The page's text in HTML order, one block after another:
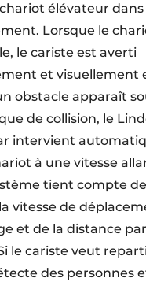
élévateur
Lorsque le
le cariste est averti
et visuellement
obstacle apparaît
de collision, le
intervient
à une vitesse
tient compte
vitesse de
et de la distance
le cariste veut
des personnes